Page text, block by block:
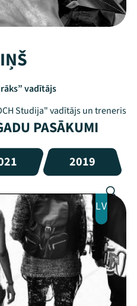
vadītājs
Studija" vadītājs un treneris
PASĀKUMI
2019
LV